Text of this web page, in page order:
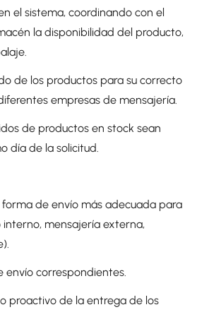
el sistema, coordinando con el
la disponibilidad del producto,
de los productos para su correcto
empresas de mensajería.
de productos en stock sean
día de la solicitud.
de envío más adecuada para
mensajería externa,
envío correspondientes.
proactivo de la entrega de los